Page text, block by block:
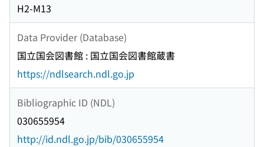
H2-M13
Data Provider (Database)
国立国会図書館 : 国立国会図書館蔵書
https://ndlsearch.ndl.go.jp
Bibliographic ID (NDL)
030655954
http://id.ndl.go.jp/bib/030655954